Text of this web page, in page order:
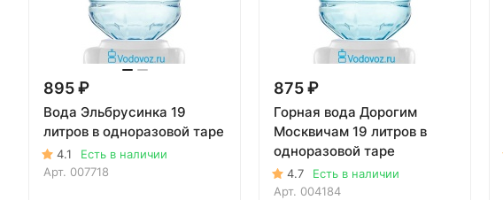
895 ₽
Вода Эльбрусинка 19
литров в одноразовой таре
4.1
Есть в наличии
Арт. 007718
875 ₽
Горная вода Дорогим
Москвичам 19 литров в
одноразовой таре
4.7
Есть в наличии
Арт. 004184